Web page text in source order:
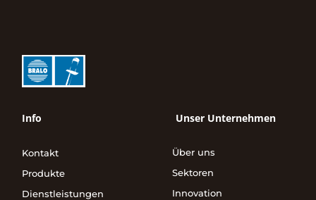
Info
Kontakt
Produkte
Dienstleistungen
Unser Unternehmen
Über uns
Sektoren
Innovation